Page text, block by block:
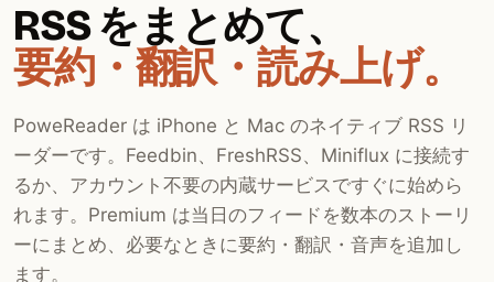
RSS をまとめて、
要約・翻訳・読み上げ。
PoweReader は iPhone と Mac のネイティブ RSS リ
ーダーです。Feedbin、FreshRSS、Miniflux に接続す
るか、アカウント不要の内蔵サービスですぐに始めら
れます。Premium は当日のフィードを数本のストーリ
ーにまとめ、必要なときに要約・翻訳・音声を追加し
ます。